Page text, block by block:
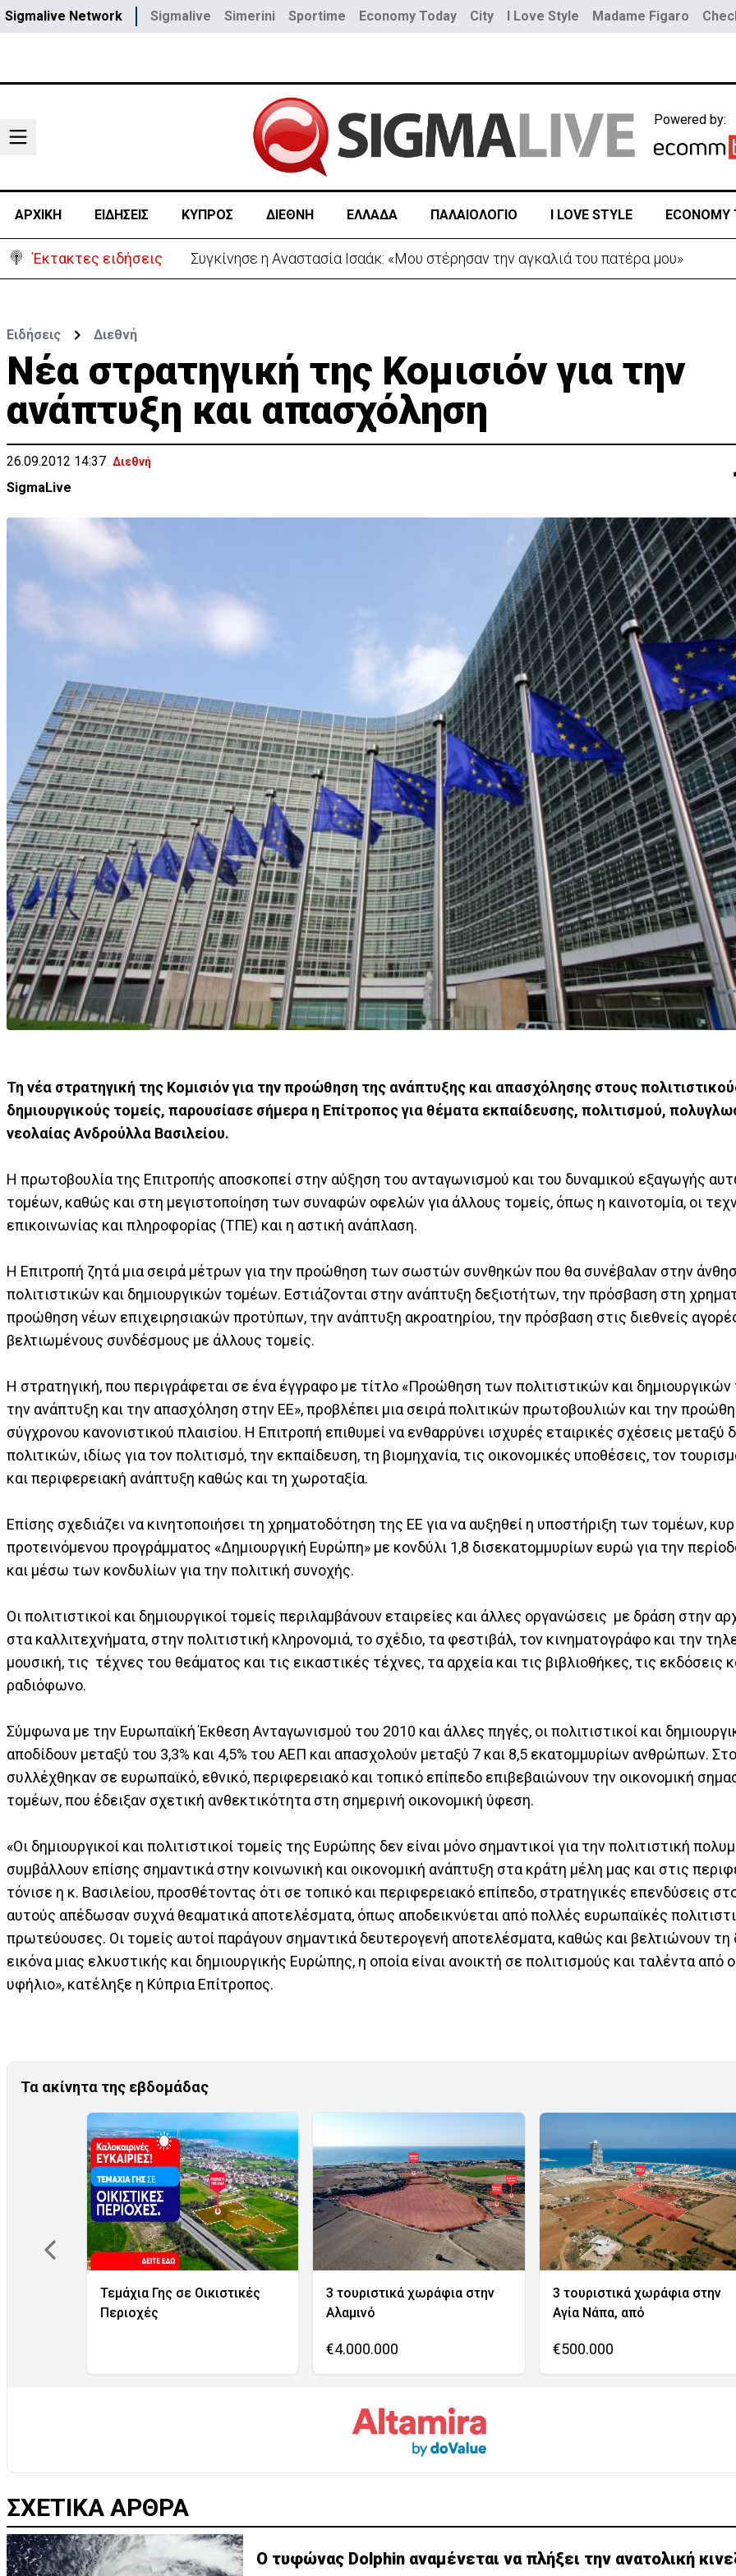
Sigmalive Network Sigmalive Simerini Sportime Economy Today City I Love Style Madame Figaro
Powered by:
ΑΡΧΙΚΗ ΕΙΔΗΣΕΙΣ ΚΥΠΡΟΣ ΔΙΕΘΝΗ ΕΛΛΑΔΑ ΠΑΛΑΙΟΛΟΓΙΟ I LOVE STYLE ECONOMY
Έκτακτες ειδήσεις Μεγάλο πακέτο όπλων από Τουρκία προς Ουκρανία -Κίνηση με μήνυμα προς Μόσχα;
Ειδήσεις Διεθνή
Νέα στρατηγική της Κομισιόν για την
ανάπτυξη και απασχόληση
26.09.2012 14:37 Διεθνή
SigmaLive
Τη νέα στρατηγική της Κομισιόν για την προώθηση της ανάπτυξης και απασχόλησης στους
δημιουργικούς τομείς, παρουσίασε σήμερα η Επίτροπος για θέματα εκπαίδευσης, πολιτισμού,
νεολαίας Ανδρούλλα Βασιλείου.
Η πρωτοβουλία της Επιτροπής αποσκοπεί στην αύξηση του ανταγωνισμού και του δυναμικού εξαγωγής
τομέων, καθώς και στη μεγιστοποίηση των συναφών οφελών για άλλους τομείς, όπως η καινοτομία, οι
επικοινωνίας και πληροφορίας (ΤΠΕ) και η αστική ανάπλαση.
Η Επιτροπή ζητά μια σειρά μέτρων για την προώθηση των σωστών συνθηκών που θα συνέβαλαν στην
πολιτιστικών και δημιουργικών τομέων. Εστιάζονται στην ανάπτυξη δεξιοτήτων, την πρόσβαση στη
προώθηση νέων επιχειρησιακών προτύπων, την ανάπτυξη ακροατηρίου, την πρόσβαση στις διεθνείς
βελτιωμένους συνδέσμους με άλλους τομείς.
Η στρατηγική, που περιγράφεται σε ένα έγγραφο με τίτλο «Προώθηση των πολιτιστικών και δημιουργικών
την ανάπτυξη και την απασχόληση στην ΕΕ», προβλέπει μια σειρά πολιτικών πρωτοβουλιών και την
σύγχρονου κανονιστικού πλαισίου. Η Επιτροπή επιθυμεί να ενθαρρύνει ισχυρές εταιρικές σχέσεις μεταξύ
πολιτικών, ιδίως για τον πολιτισμό, την εκπαίδευση, τη βιομηχανία, τις οικονομικές υποθέσεις, τον
και περιφερειακή ανάπτυξη καθώς και τη χωροταξία.
Επίσης σχεδιάζει να κινητοποιήσει τη χρηματοδότηση της ΕΕ για να αυξηθεί η υποστήριξη των τομέων,
προτεινόμενου προγράμματος «Δημιουργική Ευρώπη» με κονδύλι 1,8 δισεκατομμυρίων ευρώ για την
και μέσω των κονδυλίων για την πολιτική συνοχής.
Οι πολιτιστικοί και δημιουργικοί τομείς περιλαμβάνουν εταιρείες και άλλες οργανώσεις με δράση στην
στα καλλιτεχνήματα, στην πολιτιστική κληρονομιά, το σχέδιο, τα φεστιβάλ, τον κινηματογράφο και την
μουσική, τις τέχνες του θεάματος και τις εικαστικές τέχνες, τα αρχεία και τις βιβλιοθήκες, τις εκδόσεις
ραδιόφωνο.
Σύμφωνα με την Ευρωπαϊκή Έκθεση Ανταγωνισμού του 2010 και άλλες πηγές, οι πολιτιστικοί και
αποδίδουν μεταξύ του 3,3% και 4,5% του ΑΕΠ και απασχολούν μεταξύ 7 και 8,5 εκατομμυρίων ανθρώπων.
συλλέχθηκαν σε ευρωπαϊκό, εθνικό, περιφερειακό και τοπικό επίπεδο επιβεβαιώνουν την οικονομική
τομέων, που έδειξαν σχετική ανθεκτικότητα στη σημερινή οικονομική ύφεση.
«Οι δημιουργικοί και πολιτιστικοί τομείς της Ευρώπης δεν είναι μόνο σημαντικοί για την πολιτιστική
συμβάλλουν επίσης σημαντικά στην κοινωνική και οικονομική ανάπτυξη στα κράτη μέλη μας και στις
τόνισε η κ. Βασιλείου, προσθέτοντας ότι σε τοπικό και περιφερειακό επίπεδο, στρατηγικές επενδύσεις
αυτούς απέδωσαν συχνά θεαματικά αποτελέσματα, όπως αποδεικνύεται από πολλές ευρωπαϊκές
πρωτεύουσες. Οι τομείς αυτοί παράγουν σημαντικά δευτερογενή αποτελέσματα, καθώς και βελτιώνουν τη
εικόνα μιας ελκυστικής και δημιουργικής Ευρώπης, η οποία είναι ανοικτή σε πολιτισμούς και ταλέντα από
υφήλιο», κατέληξε η Κύπρια Επίτροπος.
Τα ακίνητα της εβδομάδας
Τεμάχια Γης σε Οικιστικές
Περιοχές
3 τουριστικά χωράφια στην
Αλαμινό
€4.000.000
3 τουριστικά χωράφια στην
Αγία Νάπα, από
€500.000
ΣΧΕΤΙΚΑ ΑΡΘΡΑ
Ο τυφώνας Dolphin αναμένεται να πλήξει την ανατολική